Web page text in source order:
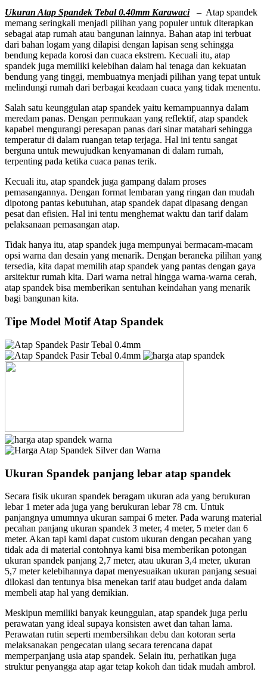
Ukuran Atap Spandek Tebal 0.40mm Karawaci– Atap spandek
memang seringkali menjadi pilihan yang populer untuk diterapkan
sebagai atap rumah atau bangunan lainnya. Bahan atap ini terbuat
dari bahan logam yang dilapisi dengan lapisan seng sehingga
bendung kepada korosi dan cuaca ekstrem. Kecuali itu, atap
spandek juga memiliki kelebihan dalam hal tenaga dan kekuatan
bendung yang tinggi, membuatnya menjadi pilihan yang tepat untuk
melindungi rumah dari berbagai keadaan cuaca yang tidak menentu.
Salah satu keunggulan atap spandek yaitu kemampuannya dalam
meredam panas. Dengan permukaan yang reflektif, atap spandek
kapabel mengurangi peresapan panas dari sinar matahari sehingga
temperatur di dalam ruangan tetap terjaga. Hal ini tentu sangat
berguna untuk mewujudkan kenyamanan di dalam rumah,
terpenting pada ketika cuaca panas terik.
Kecuali itu, atap spandek juga gampang dalam proses
pemasangannya. Dengan format lembaran yang ringan dan mudah
dipotong pantas kebutuhan, atap spandek dapat dipasang dengan
pesat dan efisien. Hal ini tentu menghemat waktu dan tarif dalam
pelaksanaan pemasangan atap.
Tidak hanya itu, atap spandek juga mempunyai bermacam-macam
opsi warna dan desain yang menarik. Dengan beraneka pilihan yang
tersedia, kita dapat memilih atap spandek yang pantas dengan gaya
arsitektur rumah kita. Dari warna netral hingga warna-warna cerah,
atap spandek bisa memberikan sentuhan keindahan yang menarik
bagi bangunan kita.
Tipe Model Motif Atap Spandek
Ukuran Spandek panjang lebar atap spandek
Secara fisik ukuran spandek beragam ukuran ada yang berukuran
lebar 1 meter ada juga yang berukuran lebar 78 cm. Untuk
panjangnya umumnya ukuran sampai 6 meter. Pada warung material
pecahan panjang ukuran spandek 3 meter, 4 meter, 5 meter dan 6
meter. Akan tapi kami dapat custom ukuran dengan pecahan yang
tidak ada di material contohnya kami bisa memberikan potongan
ukuran spandek panjang 2,7 meter, atau ukuran 3,4 meter, ukuran
5,7 meter kelebihannya dapat menyesuaikan ukuran panjang sesuai
dilokasi dan tentunya bisa menekan tarif atau budget anda dalam
membeli atap hal yang demikian.
Meskipun memiliki banyak keunggulan, atap spandek juga perlu
perawatan yang ideal supaya konsisten awet dan tahan lama.
Perawatan rutin seperti membersihkan debu dan kotoran serta
melaksanakan pengecatan ulang secara terencana dapat
memperpanjang usia atap spandek. Selain itu, perhatikan juga
struktur penyangga atap agar tetap kokoh dan tidak mudah ambrol.